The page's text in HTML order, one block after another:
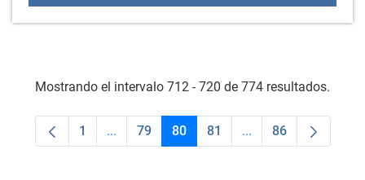
Mostrando el intervalo 712 - 720 de 774 resultados.
Página
1 ...Páginas intermedias Use TAB para
Página
79 Página
80 Página
81 ...PáginasPágina
86